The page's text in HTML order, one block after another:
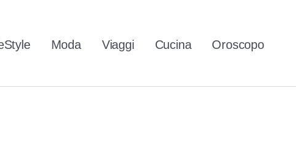
Moda Viaggi Cucina Oroscopo